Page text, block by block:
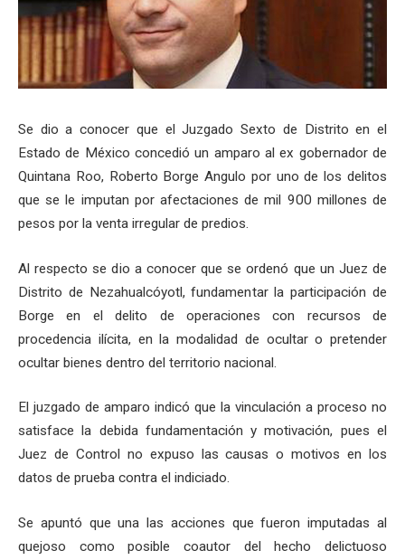
Se dio a conocer que el Juzgado Sexto de Distrito en el
Estado de México concedió un amparo al ex gobernador de
Quintana Roo, Roberto Borge Angulo por uno de los delitos
que se le imputan por afectaciones de mil 900 millones de
pesos por la venta irregular de predios.
Al respecto se dio a conocer que se ordenó que un Juez de
Distrito de Nezahualcóyotl, fundamentar la participación de
Borge en el delito de operaciones con recursos de
procedencia ilícita, en la modalidad de ocultar o pretender
ocultar bienes dentro del territorio nacional.
El juzgado de amparo indicó que la vinculación a proceso no
satisface la debida fundamentación y motivación, pues el
Juez de Control no expuso las causas o motivos en los
datos de prueba contra el indiciado.
Se apuntó que una las acciones que fueron imputadas al
quejoso como posible coautor del hecho delictuoso